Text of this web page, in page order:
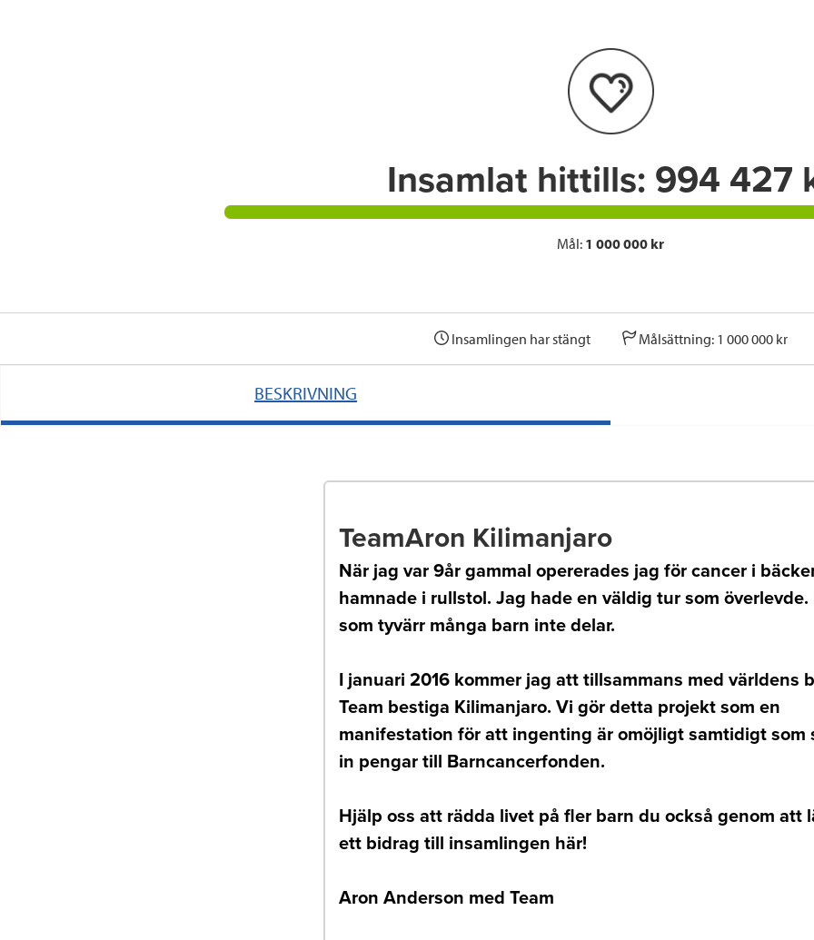
e
I
n
Insamlat hittills: 994 427
Mål: 1 000 000 kr
Insamlingen har stängt Målsättning: 1 000 000 kr
BESKRIVNING
TeamAron Kilimanjaro
När jag var 9år gammal opererades jag för cancer i
hamnade i rullstol. Jag hade en väldig tur som överlevde.
som tyvärr många barn inte delar.
I januari 2016 kommer jag att tillsammans med världens
Team bestiga Kilimanjaro. Vi gör detta projekt som en
manifestation för att ingenting är omöjligt samtidigt som
in pengar till Barncancerfonden.
Hjälp oss att rädda livet på fler barn du också genom att
ett bidrag till insamlingen här!
Aron Anderson med Team